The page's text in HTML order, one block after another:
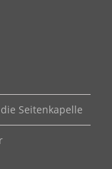
Seitenkapelle